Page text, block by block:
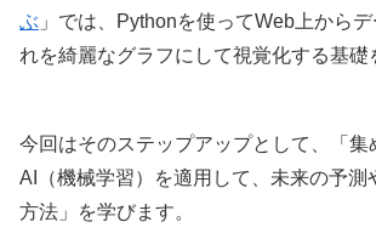
ぶ 」では、Pythonを使ってWeb上から
れを綺麗なグラフにして視覚化する基礎
今回はそのステップアップとして、「集
AI（機械学習）を適用して、未来の予測
方法」を学びます。